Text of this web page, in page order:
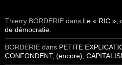
Thierry BORDERIE dans Le « RIC »,
de démocratie.
BORDERIE dans PETITE
CONFONDENT, (encore),